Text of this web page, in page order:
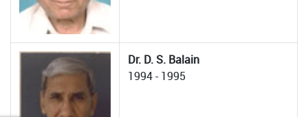
Dr. D. S. Balain
1994 - 1995